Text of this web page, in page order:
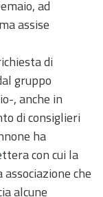
ad
assise
di
gruppo
, anche in
di consiglieri
ha
con cui la
che
alcune